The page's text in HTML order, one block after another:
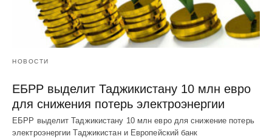
НОВОСТИ
ЕБРР выделит Таджикистану 10 млн евро
для снижения потерь электроэнергии
ЕБРР выделит Таджикистану 10 млн евро для снижение потерь
электроэнергии Таджикистан и Европейский банк